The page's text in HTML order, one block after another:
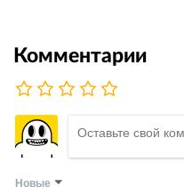
Комментарии
Новые